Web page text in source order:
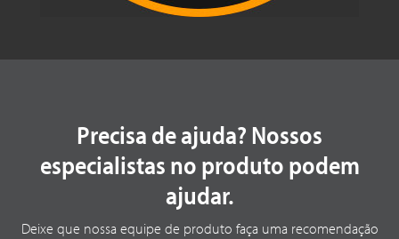
Precisa de ajuda? Nossos
especialistas no produto podem
ajudar.
Deixe que nossa equipe de produto faça uma recomendação